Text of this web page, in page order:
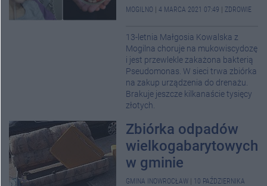
MOGILNO 4 MARCA 2021 07:49 ZDROWIE
13-letnia Małgosia Kowalska z
Mogilna choruje na mukowiscydozę
i jest przewlekle zakażona bakterią
Pseudomonas. W sieci trwa zbiórka
na zakup urządzenia do drenażu.
Brakuje jeszcze kilkanaście tysięcy
złotych.
Zbiórka odpadów
wielkogabarytowych
w gminie
GMINA INOWROCŁAW
10 PAŹDZIERNIKA